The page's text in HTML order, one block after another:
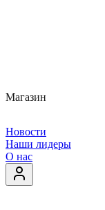
Магазин
Новости
Наши лидеры
О нас